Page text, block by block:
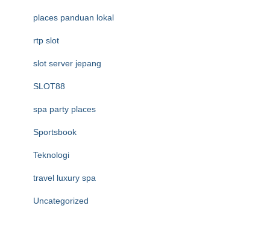
places panduan lokal
rtp slot
slot server jepang
SLOT88
spa party places
Sportsbook
Teknologi
travel luxury spa
Uncategorized